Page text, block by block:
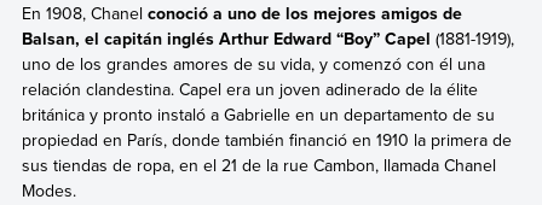
En 1908, Chanel conoció a uno de los mejores amigos de
Balsan, el capitán inglés Arthur Edward “Boy” Capel (1881-1919),
uno de los grandes amores de su vida, y comenzó con él una
relación clandestina. Capel era un joven adinerado de la élite
británica y pronto instaló a Gabrielle en un departamento de su
propiedad en París, donde también financió en 1910 la primera de
sus tiendas de ropa, en el 21 de la rue Cambon, llamada Chanel
Modes.